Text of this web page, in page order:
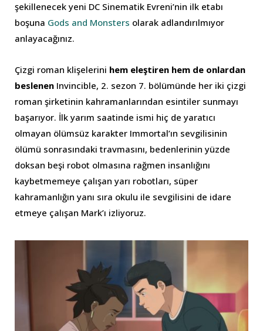
şekillenecek yeni DC Sinematik Evreni’nin ilk etabı
boşuna Gods and Monsters olarak adlandırılmıyor
anlayacağınız.
Çizgi roman klişelerini hem eleştiren hem de onlardan
beslenen Invincible, 2. sezon 7. bölümünde her iki çizgi
roman şirketinin kahramanlarından esintiler sunmayı
başarıyor. İlk yarım saatinde ismi hiç de yaratıcı
olmayan ölümsüz karakter Immortal’ın sevgilisinin
ölümü sonrasındaki travmasını, bedenlerinin yüzde
doksan beşi robot olmasına rağmen insanlığını
kaybetmemeye çalışan yarı robotları, süper
kahramanlığın yanı sıra okulu ile sevgilisini de idare
etmeye çalışan Mark’ı izliyoruz.